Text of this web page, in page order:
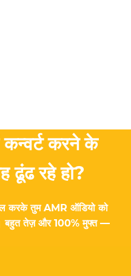
करने के
ढूंढ रहे हो?
करके तुम AMR ऑडियो को
बहुत तेज़ और 100% मुफ्त —